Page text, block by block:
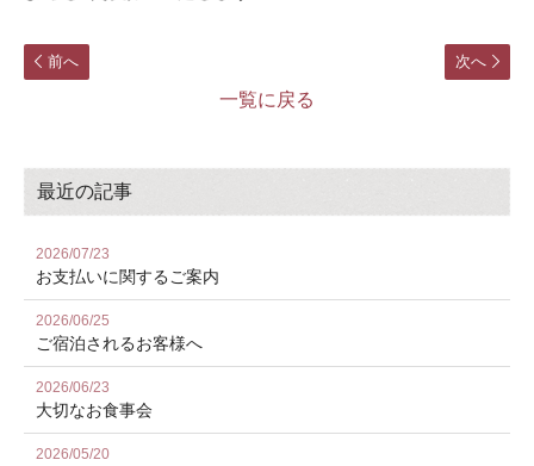
次へ
前へ
一覧に戻る
最近の記事
2026/07/23
お⽀払いに関するご案内
2026/06/25
ご宿泊されるお客様へ
2026/06/23
大切なお食事会
2026/05/20